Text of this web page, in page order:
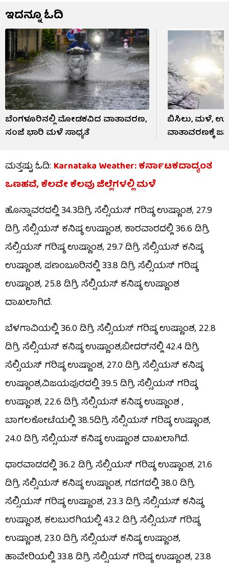
ಇದನ್ನೂ ಓದಿ
ಬೆಂಗಳೂರಿನಲ್ಲಿ ಮೋಡಕವಿದ ವಾತಾವರಣ,
ಸಂಜೆ ಭಾರಿ ಮಳೆ ಸಾಧ್ಯತೆ
ಬಿಸಿಲು, ಮಳೆ,
ವಾತಾವರಣಕ್ಕೆ
ಮತ್ತಷ್ಟು ಓದಿ: Karnataka Weather: ಕರ್ನಾಟಕದಾದ್ಯಂತ
ಒಣಹವೆ, ಕೆಲವೇ ಕೆಲವು ಜಿಲ್ಲೆಗಳಲ್ಲಿ ಮಳೆ
ಹೊನ್ನಾವರದಲ್ಲಿ 34.3ಡಿಗ್ರಿ ಸೆಲ್ಸಿಯಸ್ ಗರಿಷ್ಠ ಉಷ್ಣಾಂಶ, 27.9
ಡಿಗ್ರಿ ಸೆಲ್ಸಿಯಸ್ ಕನಿಷ್ಠ ಉಷ್ಣಾಂಶ, ಕಾರವಾರದಲ್ಲಿ 36.6 ಡಿಗ್ರಿ
ಸೆಲ್ಸಿಯಸ್ ಗರಿಷ್ಠ ಉಷ್ಣಾಂಶ, 29.7 ಡಿಗ್ರಿ ಸೆಲ್ಸಿಯಸ್ ಕನಿಷ್ಠ
ಉಷ್ಣಾಂಶ, ಪಣಂಬೂರಿನಲ್ಲಿ 33.8 ಡಿಗ್ರಿ ಸೆಲ್ಸಿಯಸ್ ಗರಿಷ್ಠ
ಉಷ್ಣಾಂಶ, 25.8 ಡಿಗ್ರಿ ಸೆಲ್ಸಿಯಸ್ ಕನಿಷ್ಠ ಉಷ್ಣಾಂಶ
ದಾಖಲಾಗಿದೆ.
ಬೆಳಗಾವಿಯಲ್ಲಿ 36.0 ಡಿಗ್ರಿ ಸೆಲ್ಸಿಯಸ್ ಗರಿಷ್ಠ ಉಷ್ಣಾಂಶ, 22.8
ಡಿಗ್ರಿ ಸೆಲ್ಸಿಯಸ್ ಕನಿಷ್ಠ ಉಷ್ಣಾಂಶ,ಬೀದರ್​ನಲ್ಲಿ 42.4 ಡಿಗ್ರಿ
ಸೆಲ್ಸಿಯಸ್ ಗರಿಷ್ಠ ಉಷ್ಣಾಂಶ, 27.0 ಡಿಗ್ರಿ ಸೆಲ್ಸಿಯಸ್ ಕನಿಷ್ಠ
ಉಷ್ಣಾಂಶ,ವಿಜಯಪುರದಲ್ಲಿ 39.5 ಡಿಗ್ರಿ ಸೆಲ್ಸಿಯಸ್ ಗರಿಷ್ಠ
ಉಷ್ಣಾಂಶ, 22.6 ಡಿಗ್ರಿ ಸೆಲ್ಸಿಯಸ್ ಕನಿಷ್ಠ ಉಷ್ಣಾಂಶ ,
ಬಾಗಲಕೋಟೆಯಲ್ಲಿ 38.5ಡಿಗ್ರಿ ಸೆಲ್ಸಿಯಸ್ ಗರಿಷ್ಠ ಉಷ್ಣಾಂಶ,
24.0 ಡಿಗ್ರಿ ಸೆಲ್ಸಿಯಸ್ ಕನಿಷ್ಠ ಉಷ್ಣಾಂಶ ದಾಖಲಾಗಿದೆ.
ಧಾರವಾಡದಲ್ಲಿ 36.2 ಡಿಗ್ರಿ ಸೆಲ್ಸಿಯಸ್ ಗರಿಷ್ಠ ಉಷ್ಣಾಂಶ, 21.6
ಡಿಗ್ರಿ ಸೆಲ್ಸಿಯಸ್ ಕನಿಷ್ಠ ಉಷ್ಣಾಂಶ, ಗದಗದಲ್ಲಿ 38.0 ಡಿಗ್ರಿ
ಸೆಲ್ಸಿಯಸ್ ಗರಿಷ್ಠ ಉಷ್ಣಾಂಶ, 23.3 ಡಿಗ್ರಿ ಸೆಲ್ಸಿಯಸ್ ಕನಿಷ್ಠ
ಉಷ್ಣಾಂಶ, ಕಲಬುರಗಿಯಲ್ಲಿ 43.2 ಡಿಗ್ರಿ ಸೆಲ್ಸಿಯಸ್ ಗರಿಷ್ಠ
ಉಷ್ಣಾಂಶ, 23.0 ಡಿಗ್ರಿ ಸೆಲ್ಸಿಯಸ್ ಕನಿಷ್ಠ ಉಷ್ಣಾಂಶ,
ಹಾವೇರಿಯಲ್ಲಿ 33.8 ಡಿಗ್ರಿ ಸೆಲ್ಸಿಯಸ್ ಗರಿಷ್ಠ ಉಷ್ಣಾಂಶ, 23.8